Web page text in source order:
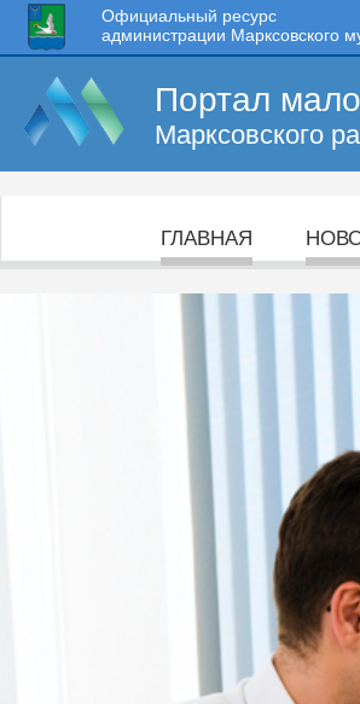
Официальный ресурс
администрации Марксовского
Портал
Марксовского
ГЛАВНАЯ